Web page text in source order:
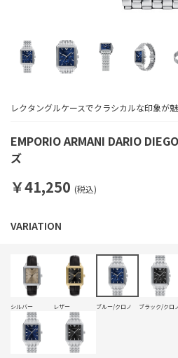
EMPORIO ARMANI DARIO
ズ
レクタングルケースでクラシカルな印象が
￥41,250 (税込)
シルバー レザー ブルー/クロノ ブラック/クロ